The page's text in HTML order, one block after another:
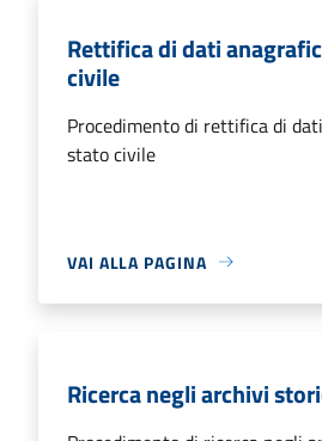
Rettifica di dati
civile
Procedimento di rettifica di
stato civile
VAI ALLA PAGINA
Ricerca negli archivi